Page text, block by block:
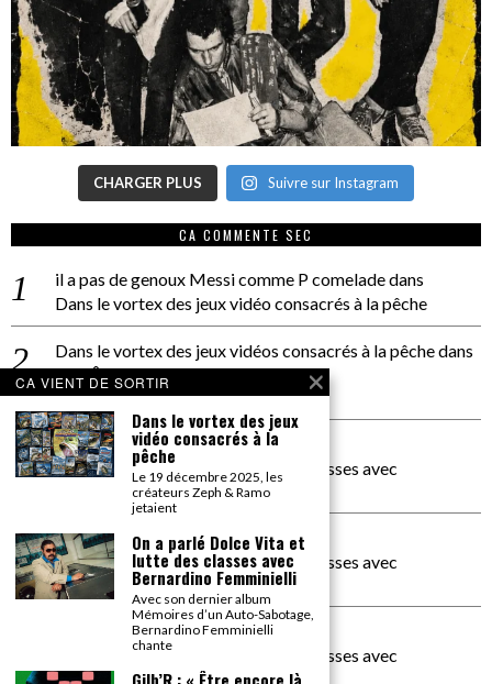
CHARGER PLUS Suivre sur Instagram
CA COMMENTE SEC
il a pas de genoux Messi comme P comeladedans
Dans le vortex des jeux vidéo consacrés à la pêche
Dans le vortex des jeux vidéos consacrés à la pêchedans
PACÔME THIELLEMENT
La séance d’Hip Gnose
La Patrie
dans
On a parlé Dolce Vita et lutte des classes avec
Bernardino Femminielli
carte noire negra à l'o tiededans
On a parlé Dolce Vita et lutte des classes avec
Bernardino Femminielli
moise et son mascarédans
On a parlé Dolce Vita et lutte des classes avec
Bernardino Femminielli
CA VIENT DE SORTIR
Dans le vortex des jeux
vidéo consacrés à la
pêche
Le 19 décembre 2025, les
créateurs Zeph & Ramo
jetaient
On a parlé Dolce Vita et
lutte des classes avec
Bernardino Femminielli
Avec son dernier album
Mémoires d’un Auto-Sabotage,
Bernardino Femminielli
chante